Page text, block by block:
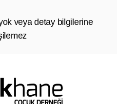
veya detay bilgilerine